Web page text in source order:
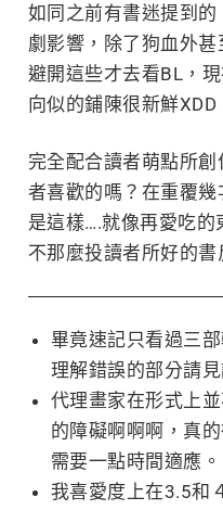
如同之前有書迷提到
劇影響，除了狗血外
避開這些才去看BL，
向似的鋪陳很新鮮XDD
完全配合讀者萌點所
者喜歡的嗎？在重覆
是這樣….就像再愛吃
不那麼投讀者所好的書
畢竟速記只看過三
理解錯誤的部分請見
代理畫家在形式上
的障礙啊啊啊，真
需要一點時間適應。
我喜愛度上在3.5和